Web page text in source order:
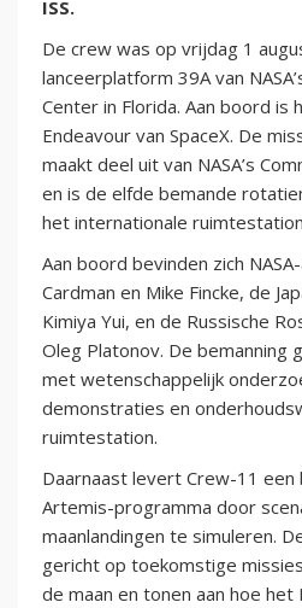
ISS.
De crew was op vrijdag 1
lanceerplatform 39A van
Center in Florida. Aan boord is
Endeavour van SpaceX. De
maakt deel uit van NASA’s
en is de elfde bemande
het internationale ruimtestation
Aan boord bevinden zich
Cardman en Mike Fincke, de
Kimiya Yui, en de Russische
Oleg Platonov. De bemanning
met wetenschappelijk
demonstraties en
ruimtestation.
Daarnaast levert Crew-11 een
Artemis-programma door
maanlandingen te simuleren.
gericht op toekomstige
de maan en tonen aan hoe het